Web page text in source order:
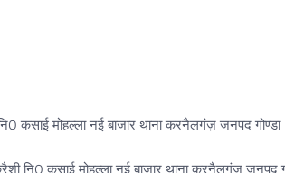
कसाई मोहल्ला नई बाजार थाना करनैलगंज़ जनपद
नि0 कसाई मोहल्ला नई बाजार थाना करनैलगंज़ जनपद